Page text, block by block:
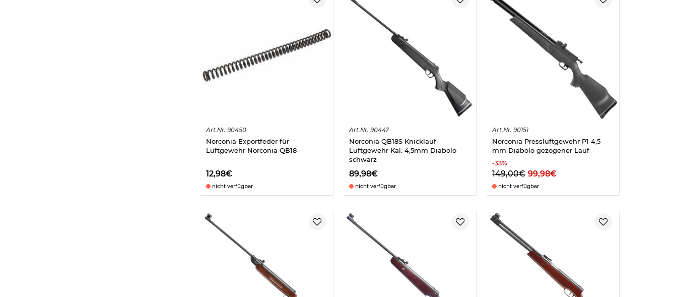
Art.Nr. 90450
Norconia Exportfeder für
Luftgewehr Norconia QB18
12,98€
nicht verfügbar
Art.Nr. 90447
Norconia QB18S Knicklauf-
Luftgewehr Kal. 4,5mm Diabolo
schwarz
89,98€
nicht verfügbar
Art.Nr. 90151
Norconia Pressluftgewehr P1 4,5
mm Diabolo gezogener Lauf
-33%
149,00€ 99,98€
nicht verfügbar